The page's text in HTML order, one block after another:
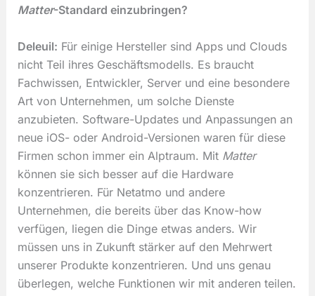
Matter-Standard einzubringen?
Deleuil: Für einige Hersteller sind Apps und Clouds
nicht Teil ihres Geschäftsmodells. Es braucht
Fachwissen, Entwickler, Server und eine besondere
Art von Unternehmen, um solche Dienste
anzubieten. Software-Updates und Anpassungen an
neue iOS- oder Android-Versionen waren für diese
Firmen schon immer ein Alptraum. Mit Matter
können sie sich besser auf die Hardware
konzentrieren. Für Netatmo und andere
Unternehmen, die bereits über das Know-how
verfügen, liegen die Dinge etwas anders. Wir
müssen uns in Zukunft stärker auf den Mehrwert
unserer Produkte konzentrieren. Und uns genau
überlegen, welche Funktionen wir mit anderen teilen.